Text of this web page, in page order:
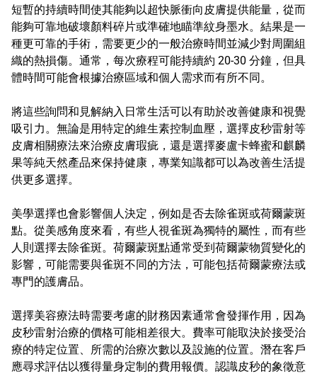
短暫的持續時間使其能夠以超快脈衝向皮膚提供能量，從而
能夠可靠地破壞顏料碎片或準確地瞄準紋身墨水。結果是一
種更可靠的手術，需要更少的一般治療時間並減少對周圍組
織的熱損傷。通常，每次療程可能持續約 20-30 分鐘，但具
體時間可能會根據治療區域和個人需求而有所不同。
將這些詢問和見解納入日常生活可以有助於改善健康和視覺
吸引力。無論是用特定的維生素控制血壓，選擇皮秒雷射等
皮膚相關療法來治療皮膚瑕疵，還是選擇麥盧卡蜂蜜和麒麟
果等純天然產品來保持健康，專業知識都可以為改善生活提
供更多選擇。
美學選擇也會影響個人決定，例如是否去除雀斑或荷爾蒙斑
點。從美感角度來看，有些人視雀斑為獨特的屬性，而有些
人則選擇去除雀斑。荷爾蒙斑點通常受到荷爾蒙物質變化的
影響，可能需要與雀斑不同的方法，可能包括荷爾蒙療法或
專門的護膚品。
選擇美容療法時需要考慮的財務因素通常會發揮作用，因為
皮秒雷射治療的價格可能相差很大。費率可能取決於接受治
療的特定位置、所需的治療次數以及設施的位置。潛在客戶
應尋求評估以獲得量身定制的費用報價。認識皮秒的象徵意